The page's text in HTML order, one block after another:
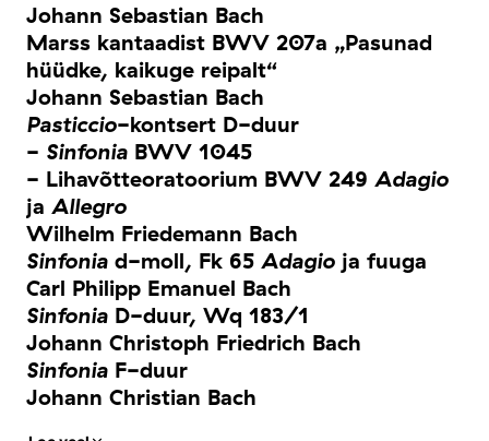
Johann Sebastian Bach
Marss kantaadist BWV 207a „Pasunad
hüüdke, kaikuge reipalt“
Johann Sebastian Bach
Pasticcio-kontsert D-duur
- Sinfonia BWV 1045
- Lihavõtteoratoorium BWV 249 Adagio
ja Allegro
Wilhelm Friedemann Bach
Sinfonia d-moll, Fk 65 Adagio ja fuuga
Carl Philipp Emanuel Bach
Sinfonia D-duur, Wq 183/1
Johann Christoph Friedrich Bach
Sinfonia F-duur
Johann Christian Bach